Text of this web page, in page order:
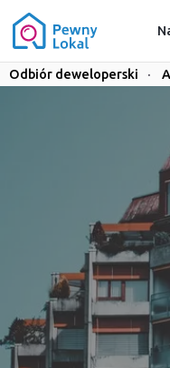
Odbiór deweloperski ·